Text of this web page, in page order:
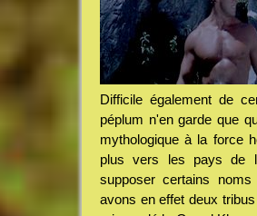
Difficile également de
péplum n'en garde que
mythologique à la force
plus vers les pays de
supposer certains
avons en effet deux